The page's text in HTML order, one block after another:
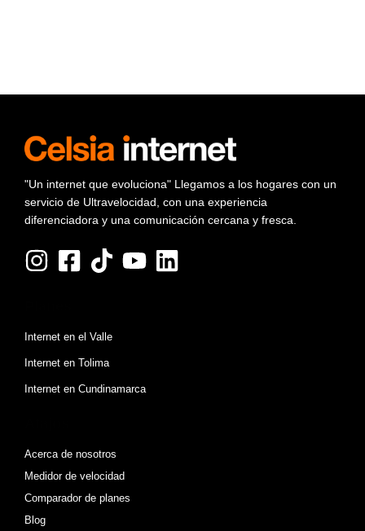
"Un internet que evoluciona" Llegamos a los hogares con un
servicio de Ultravelocidad, con una experiencia
diferenciadora y una comunicación cercana y fresca.
Internet en el Valle
Internet en Tolima
Internet en Cundinamarca
Acerca de nosotros
Medidor de velocidad
Comparador de planes
Blog